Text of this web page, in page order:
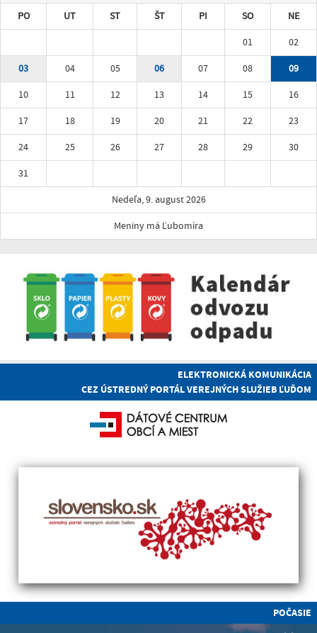
PO UT ST ŠT PI SO
NE
01
02
03
04 05 06 07 08
09
10
11 12 13 14 15
16
17
18 19 20 21 22
23
24
25 26 27 28 29
30
31
Nedeľa, 9. august 2026
Meniny má Ľubomíra
ELEKTRONICKÁ KOMUNIKÁCIA
CEZ ÚSTREDNÝ PORTÁL VEREJNÝCH SLUŽIEB ĽUĎOM
POČASIE